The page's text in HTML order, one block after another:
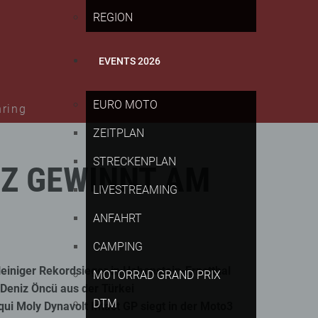
REGION
EVENTS 2026
EURO MOTO
ZEITPLAN
STRECKENPLAN
LIVESTREAMING
ANFAHRT
CAMPING
MOTORRAD GRAND PRIX
DTM
GEWINNTAM
Rekordsieger in Hohenstein-Ernstthal
Öncü aus der Türkei
Moly Dynavolt Intact GP siegt in der Moto3